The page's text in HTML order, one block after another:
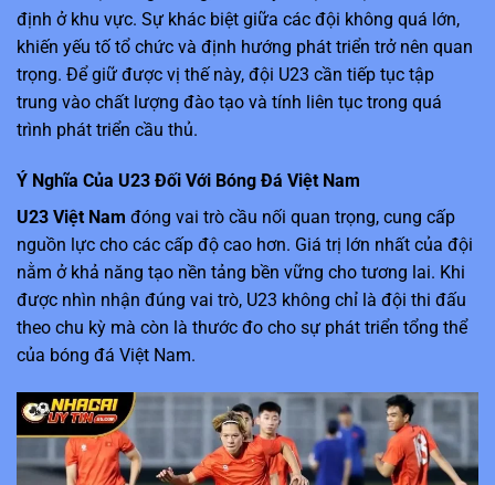
định ở khu vực. Sự khác biệt giữa các đội không quá lớn,
khiến yếu tố tổ chức và định hướng phát triển trở nên quan
trọng. Để giữ được vị thế này, đội U23 cần tiếp tục tập
trung vào chất lượng đào tạo và tính liên tục trong quá
trình phát triển cầu thủ.
Ý Nghĩa Của U23 Đối Với Bóng Đá Việt Nam
U23 Việt Nam đóng vai trò cầu nối quan trọng, cung cấp
nguồn lực cho các cấp độ cao hơn. Giá trị lớn nhất của đội
nằm ở khả năng tạo nền tảng bền vững cho tương lai. Khi
được nhìn nhận đúng vai trò, U23 không chỉ là đội thi đấu
theo chu kỳ mà còn là thước đo cho sự phát triển tổng thể
của bóng đá Việt Nam.